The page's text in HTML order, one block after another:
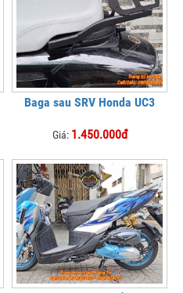
Baga sau SRV Honda UC3
Giá: 1.450.000đ